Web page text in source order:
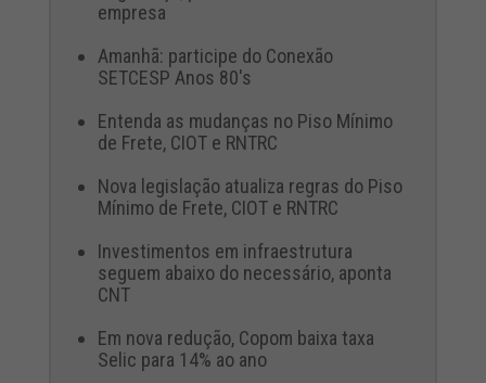
empresa
Amanhã: participe do Conexão
SETCESP Anos 80's
Entenda as mudanças no Piso Mínimo
de Frete, CIOT e RNTRC
Nova legislação atualiza regras do Piso
Mínimo de Frete, CIOT e RNTRC
Investimentos em infraestrutura
seguem abaixo do necessário, aponta
CNT
Em nova redução, Copom baixa taxa
Selic para 14% ao ano